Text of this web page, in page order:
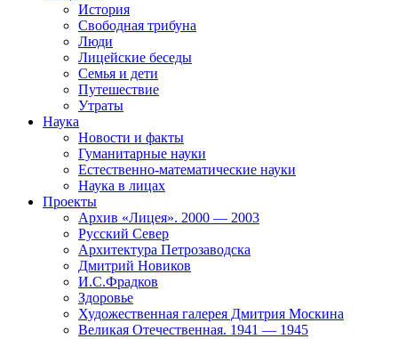
История
Свободная трибуна
Люди
Лицейские беседы
Семья и дети
Путешествие
Утраты
Наука
Новости и факты
Гуманитарные науки
Естественно-математические науки
Наука в лицах
Проекты
Архив «Лицея». 2000 — 2003
Русский Север
Архитектура Петрозаводска
Дмитрий Новиков
И.С.Фрадков
Здоровье
Художественная галерея Дмитрия Москина
Великая Отечественная. 1941 — 1945